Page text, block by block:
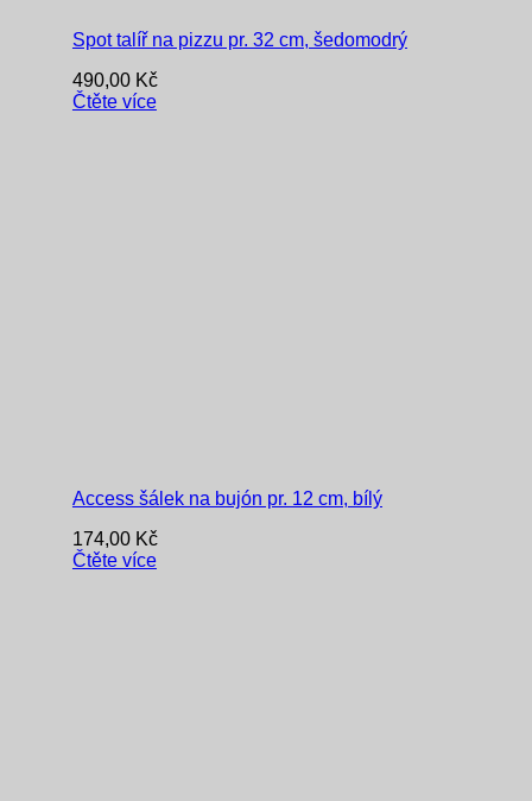
Spot talíř na pizzu pr. 32 cm, šedomodrý
490,00 Kč
Čtěte více
Access šálek na bujón pr. 12 cm, bílý
174,00 Kč
Čtěte více